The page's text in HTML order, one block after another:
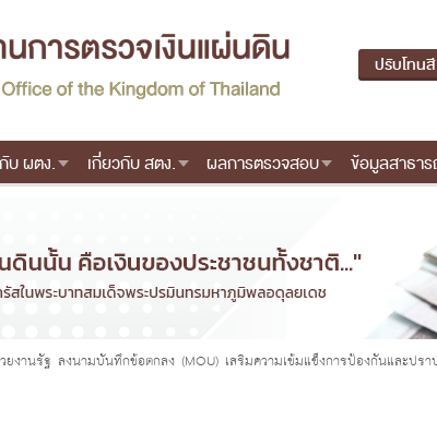
ปรับโทนสี
บ ผตง. เกี่ยวกับ สตง. ผลการตรวจสอบ ข้อมูลสาธา
งานรัฐ ลงนามบันทึกข้อตกลง (MOU) เสริมความเข้มแข็งการป้องกันและปร